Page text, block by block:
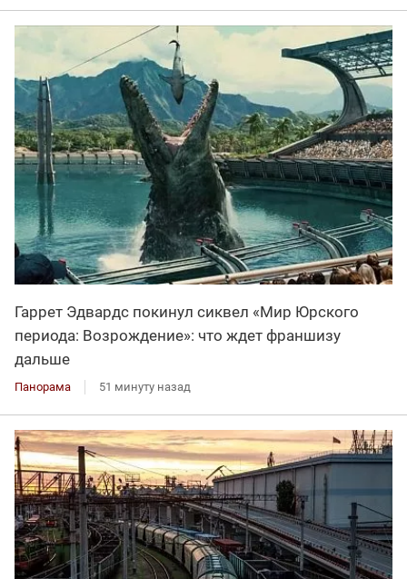
Гаррет Эдвардс покинул сиквел «Мир Юрского
периода: Возрождение»: что ждет франшизу
дальше
Панорама 51 минуту назад